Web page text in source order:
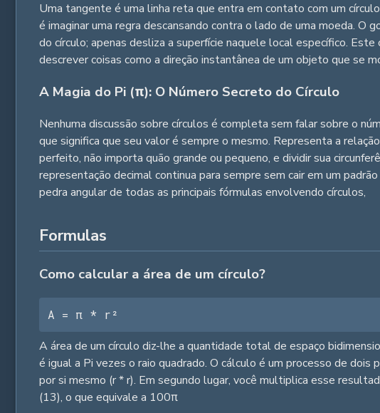
Uma tangente é uma linha reta que entra em contato com um
é imaginar uma regra descansando contra o lado de uma moeda.
do círculo; apenas desliza a superfície naquele local específico.
descrever coisas como a direção instantânea de um objeto que se
A Magia do Pi (π): O Número Secreto do Círculo
Nenhuma discussão sobre círculos é completa sem falar sobre o
que significa que seu valor é sempre o mesmo. Representa a
perfeito, não importa quão grande ou pequeno, e dividir sua
representação decimal continua para sempre sem cair em um
pedra angular de todas as principais fórmulas envolvendo círculos,
Formulas
Como calcular a área de um círculo?
A = π * r²
A área de um círculo diz-lhe a quantidade total de espaço
é igual a Pi vezes o raio quadrado. O cálculo é um processo de
por si mesmo (r * r). Em segundo lugar, você multiplica esse
(13), o que equivale a 100π